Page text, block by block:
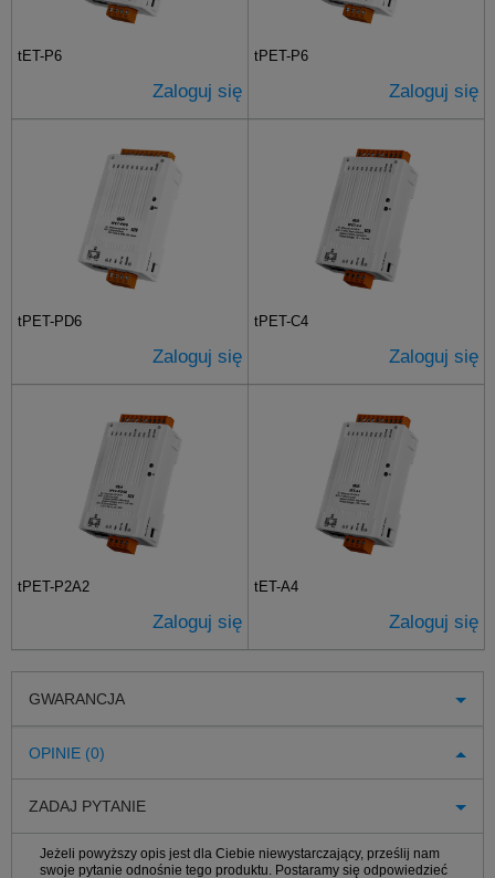
tET-P6
Zaloguj się
tPET-P6
Zaloguj się
tPET-PD6
Zaloguj się
tPET-C4
Zaloguj się
tPET-P2A2
Zaloguj się
tET-A4
Zaloguj się
GWARANCJA
OPINIE (0)
ZADAJ PYTANIE
Jeżeli powyższy opis jest dla Ciebie niewystarczający, prześlij nam
swoje pytanie odnośnie tego produktu. Postaramy się odpowiedzieć